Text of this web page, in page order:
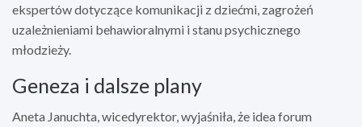
ekspertów dotyczące komunikacji z dziećmi, zagrożeń
uzależnieniami behawioralnymi i stanu psychicznego
młodzieży.
Geneza i dalsze plany
Aneta Januchta, wicedyrektor, wyjaśniła, że idea forum